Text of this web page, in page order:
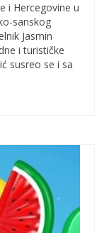
i Hercegovine u
sanskog
Jasmin
i turističke
susreo se i sa